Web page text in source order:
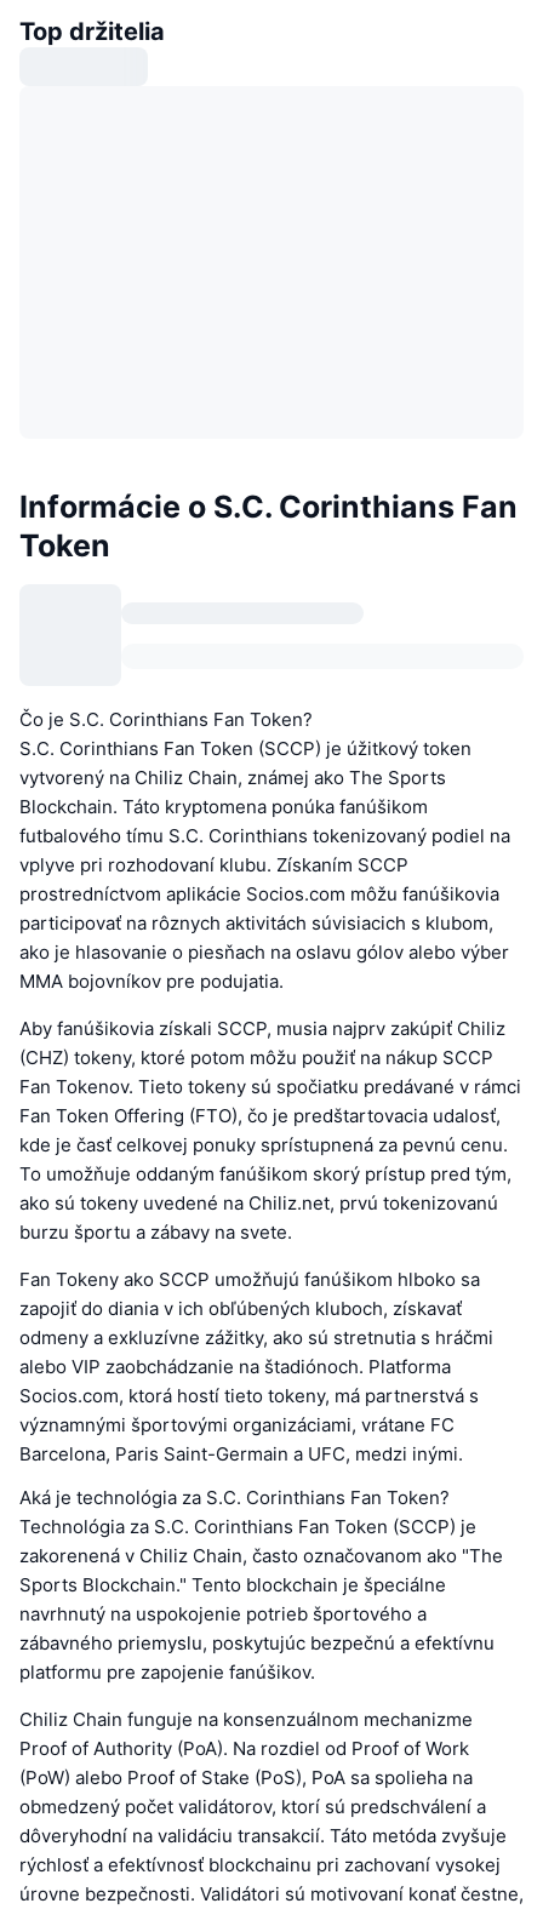
Top držitelia
Informácie o S.C. Corinthians Fan
Token
Čo je S.C. Corinthians Fan Token?
S.C. Corinthians Fan Token (SCCP) je úžitkový token
vytvorený na Chiliz Chain, známej ako The Sports
Blockchain. Táto kryptomena ponúka fanúšikom
futbalového tímu S.C. Corinthians tokenizovaný podiel na
vplyve pri rozhodovaní klubu. Získaním SCCP
prostredníctvom aplikácie Socios.com môžu fanúšikovia
participovať na rôznych aktivitách súvisiacich s klubom,
ako je hlasovanie o piesňach na oslavu gólov alebo výber
MMA bojovníkov pre podujatia.
Aby fanúšikovia získali SCCP, musia najprv zakúpiť Chiliz
(CHZ) tokeny, ktoré potom môžu použiť na nákup SCCP
Fan Tokenov. Tieto tokeny sú spočiatku predávané v rámci
Fan Token Offering (FTO), čo je predštartovacia udalosť,
kde je časť celkovej ponuky sprístupnená za pevnú cenu.
To umožňuje oddaným fanúšikom skorý prístup pred tým,
ako sú tokeny uvedené na Chiliz.net, prvú tokenizovanú
burzu športu a zábavy na svete.
Fan Tokeny ako SCCP umožňujú fanúšikom hlboko sa
zapojiť do diania v ich obľúbených kluboch, získavať
odmeny a exkluzívne zážitky, ako sú stretnutia s hráčmi
alebo VIP zaobchádzanie na štadiónoch. Platforma
Socios.com, ktorá hostí tieto tokeny, má partnerstvá s
významnými športovými organizáciami, vrátane FC
Barcelona, Paris Saint-Germain a UFC, medzi inými.
Aká je technológia za S.C. Corinthians Fan Token?
Technológia za S.C. Corinthians Fan Token (SCCP) je
zakorenená v Chiliz Chain, často označovanom ako "The
Sports Blockchain." Tento blockchain je špeciálne
navrhnutý na uspokojenie potrieb športového a
zábavného priemyslu, poskytujúc bezpečnú a efektívnu
platformu pre zapojenie fanúšikov.
Chiliz Chain funguje na konsenzuálnom mechanizme
Proof of Authority (PoA). Na rozdiel od Proof of Work
(PoW) alebo Proof of Stake (PoS), PoA sa spolieha na
obmedzený počet validátorov, ktorí sú predschválení a
dôveryhodní na validáciu transakcií. Táto metóda zvyšuje
rýchlosť a efektívnosť blockchainu pri zachovaní vysokej
úrovne bezpečnosti. Validátori sú motivovaní konať čestne,